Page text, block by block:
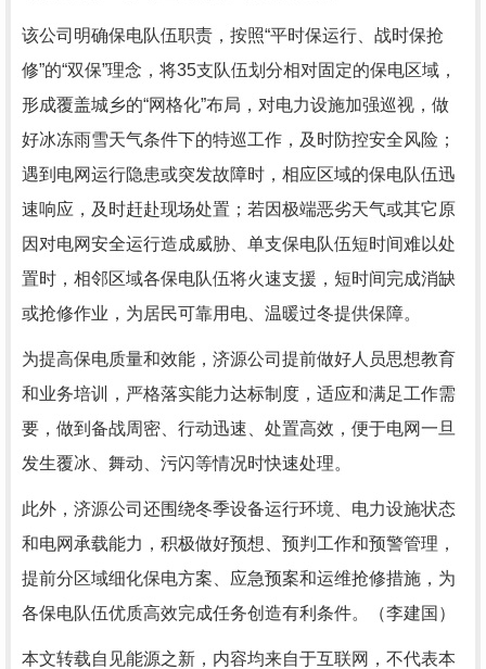
该公司明确保电队伍职责，按照“平时保运行、战时保抢
修”的“双保”理念，将35支队伍划分相对固定的保电区域，
形成覆盖城乡的“网格化”布局，对电力设施加强巡视，做
好冰冻雨雪天气条件下的特巡工作，及时防控安全风险；
遇到电网运行隐患或突发故障时，相应区域的保电队伍迅
速响应，及时赶赴现场处置；若因极端恶劣天气或其它原
因对电网安全运行造成威胁、单支保电队伍短时间难以处
置时，相邻区域各保电队伍将火速支援，短时间完成消缺
或抢修作业，为居民可靠用电、温暖过冬提供保障。
为提高保电质量和效能，济源公司提前做好人员思想教育
和业务培训，严格落实能力达标制度，适应和满足工作需
要，做到备战周密、行动迅速、处置高效，便于电网一旦
发生覆冰、舞动、污闪等情况时快速处理。
此外，济源公司还围绕冬季设备运行环境、电力设施状态
和电网承载能力，积极做好预想、预判工作和预警管理，
提前分区域细化保电方案、应急预案和运维抢修措施，为
各保电队伍优质高效完成任务创造有利条件。（李建国）
本文转载自见能源之新，内容均来自于互联网，不代表本